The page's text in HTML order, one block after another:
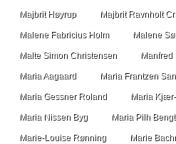
Majbrit Høyrup Majbrit Ravnholt
Malene Fabricius Holm Malene
Malte Simon Christensen Manfred
Maria Aagaard Maria Frantzen
Maria Gessner Roland Maria
Maria Nissen Byg Maria Pilh
Marie-Louise Rønning Marie